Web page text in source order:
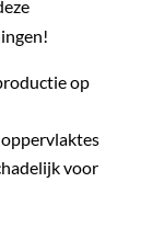
op
voor